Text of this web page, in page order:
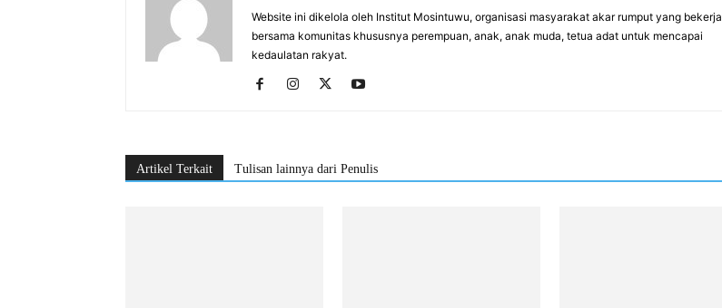
Website ini dikelola oleh Institut Mosintuwu, organisasi masyarakat akar rumput yang bekerja
bersama komunitas khususnya perempuan, anak, anak muda, tetua adat untuk mencapai
kedaulatan rakyat.
Artikel Terkait Tulisan lainnya dari Penulis